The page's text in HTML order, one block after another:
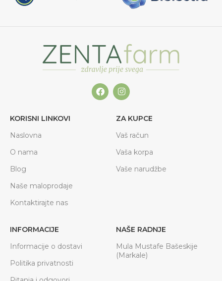
KORISNI LINKOVI
Naslovna
O nama
Blog
Naše maloprodaje
Kontaktirajte nas
ZA KUPCE
Vaš račun
Vaša korpa
Vaše narudžbe
INFORMACIJE
Informacije o dostavi
Politika privatnosti
NAŠE RADNJE
Mula Mustafe Bašeskije
(Markale)